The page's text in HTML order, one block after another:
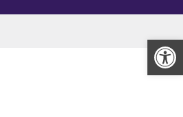
Ouvrir